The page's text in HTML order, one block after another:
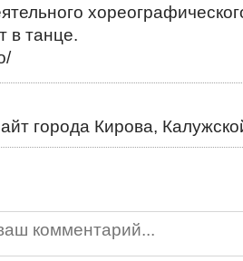
в танце.
города Кирова,